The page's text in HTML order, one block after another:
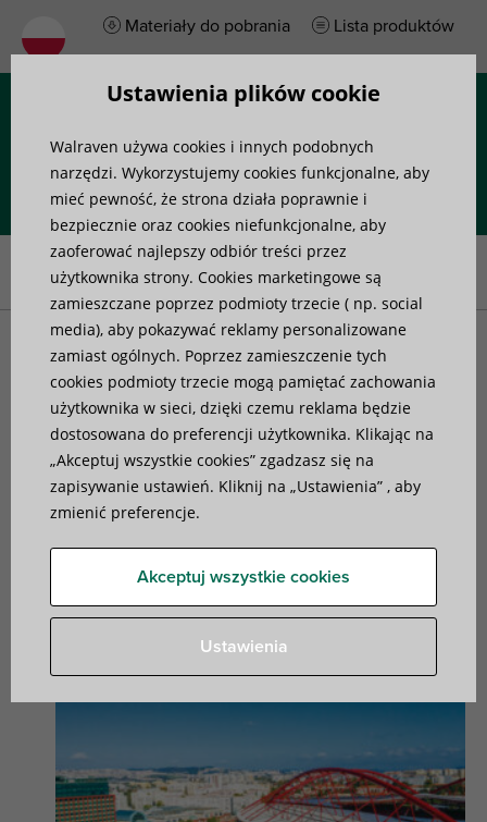
Materiały do pobrania Lista produktów
Home»Wsparcie Techniczne podczas projektowania instalacji
Case studies»Modernizacja stadionu Estádio da Luz
Modernizacja stadionu
Estádio da Luz
Opublikowane na: 19 czerwca 2023
Estádio da Luz (Benfica
Stadium)
Portugalia I Lizbona
Ustawienia plików cookie
Walraven używa cookies i innych podobnych
narzędzi. Wykorzystujemy cookies funkcjonalne, aby
mieć pewność, że strona działa poprawnie i
bezpiecznie oraz cookies niefunkcjonalne, aby
zaoferować najlepszy odbiór treści przez
użytkownika strony. Cookies marketingowe są
zamieszczane poprzez podmioty trzecie ( np. social
media), aby pokazywać reklamy personalizowane
zamiast ogólnych. Poprzez zamieszczenie tych
cookies podmioty trzecie mogą pamiętać zachowania
użytkownika w sieci, dzięki czemu reklama będzie
dostosowana do preferencji użytkownika. Klikając na
„Akceptuj wszystkie cookies” zgadzasz się na
zapisywanie ustawień. Kliknij na „Ustawienia” , aby
zmienić preferencje.
Akceptuj wszystkie cookies
Ustawienia